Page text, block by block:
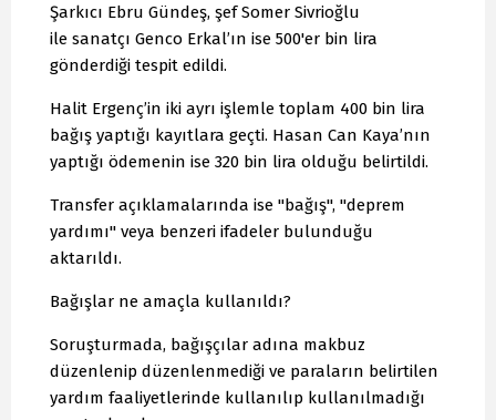
Şarkıcı Ebru Gündeş, şef Somer Sivrioğlu
ile sanatçı Genco Erkal’ın ise 500'er bin lira
gönderdiği tespit edildi.
Halit Ergenç’in iki ayrı işlemle toplam 400 bin lira
bağış yaptığı kayıtlara geçti. Hasan Can Kaya’nın
yaptığı ödemenin ise 320 bin lira olduğu belirtildi.
Transfer açıklamalarında ise "bağış", "deprem
yardımı" veya benzeri ifadeler bulunduğu
aktarıldı.
Bağışlar ne amaçla kullanıldı?
Soruşturmada, bağışçılar adına makbuz
düzenlenip düzenlenmediği ve paraların belirtilen
yardım faaliyetlerinde kullanılıp kullanılmadığı